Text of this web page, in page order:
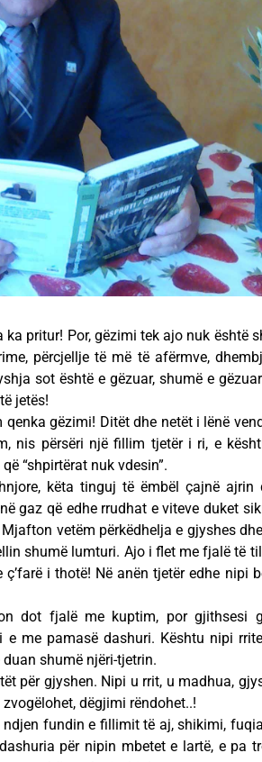
pritur! Por, gëzimi tek ajo nuk është
përcjellje të më të afërmve,
sot është e gëzuar, shumë e
jetës!
gëzimi! Ditët dhe netët i lënë
nis përsëri një fillim tjetër i ri, e
“shpirtërat nuk vdesin”.
këta tinguj të ëmbël çajnë ajrin
gaz që edhe rrudhat e viteve duket
vetëm përkëdhelja e gjyshes
shumë lumturi. Ajo i flet me fjalë të
i thotë! Në anën tjetër edhe nipi
dot fjalë me kuptim, por gjithsesi
e me pamasë dashuri. Kështu nipi
shumë njëri-tjetrin.
për gjyshen. Nipi u rrit, u madhua,
dëgjimi rëndohet..!
ndjen fundin e fillimit të aj, shikimi,
për nipin mbetet e lartë, e pa